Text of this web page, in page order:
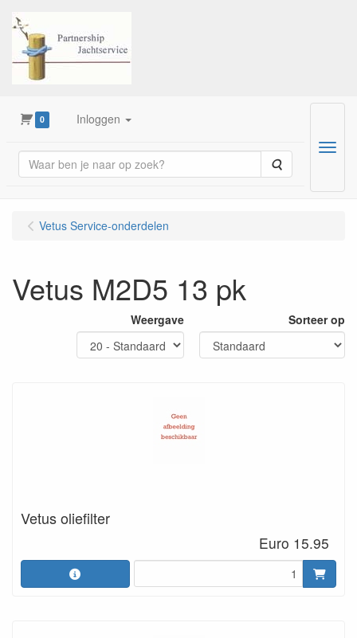
0 Inloggen
Zoeken
Menu
Vetus Service-onderdelen
Vetus M2D5 13 pk
Weergave Sorteer op
Vetus oliefilter
Euro 15.95